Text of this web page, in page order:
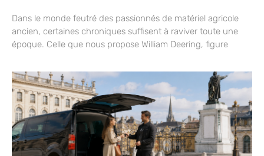
Dans le monde feutré des passionnés de matériel agricole
ancien, certaines chroniques suffisent à raviver toute une
époque. Celle que nous propose William Deering, figure